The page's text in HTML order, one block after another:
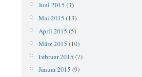
Juni 2015 (3)
Mai 2015 (13)
April 2015 (5)
März 2015 (10)
Februar 2015 (7)
Januar 2015 (9)